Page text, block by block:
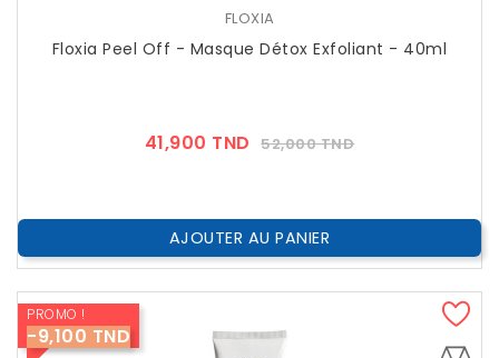
FLOXIA
Floxia Peel Off - Masque Détox Exfoliant - 40ml
41,900 TND Prix
52,000 TNDPrix
AJOUTER AU PANIER
PROMO !
-9,100 TND